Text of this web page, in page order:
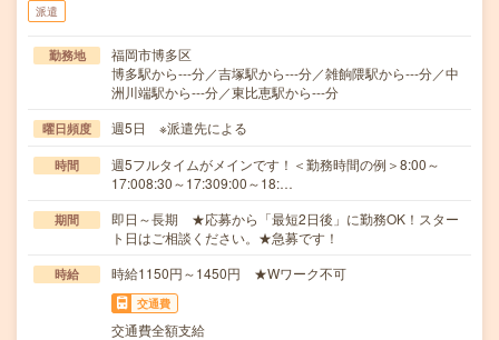
派遣
勤務地
福岡市博多区
博多駅から---分／吉塚駅から---分／雑餉隈駅から---分／中
洲川端駅から---分／東比恵駅から---分
曜日頻度 週5日 ※派遣先による
時間
週5フルタイムがメインです！＜勤務時間の例＞8:00～
17:008:30～17:309:00～18:…
期間
即日～長期 ★応募から「最短2日後」に勤務OK！スター
ト日はご相談ください。★急募です！
時給 時給1150円～1450円 ★Wワーク不可
交通費
交通費全額支給